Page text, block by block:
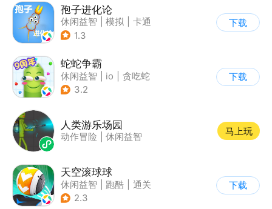
孢子进化论
休闲益智 模拟
卡通
| 62游戏
1.3
下载
蛇蛇争霸
休闲益智 io
贪吃蛇
| 白日梦
3.2
下载
人类游乐场园
动作冒险 休闲益智
马上玩
天空滚球球
休闲益智 跑酷
通关
2.3
下载